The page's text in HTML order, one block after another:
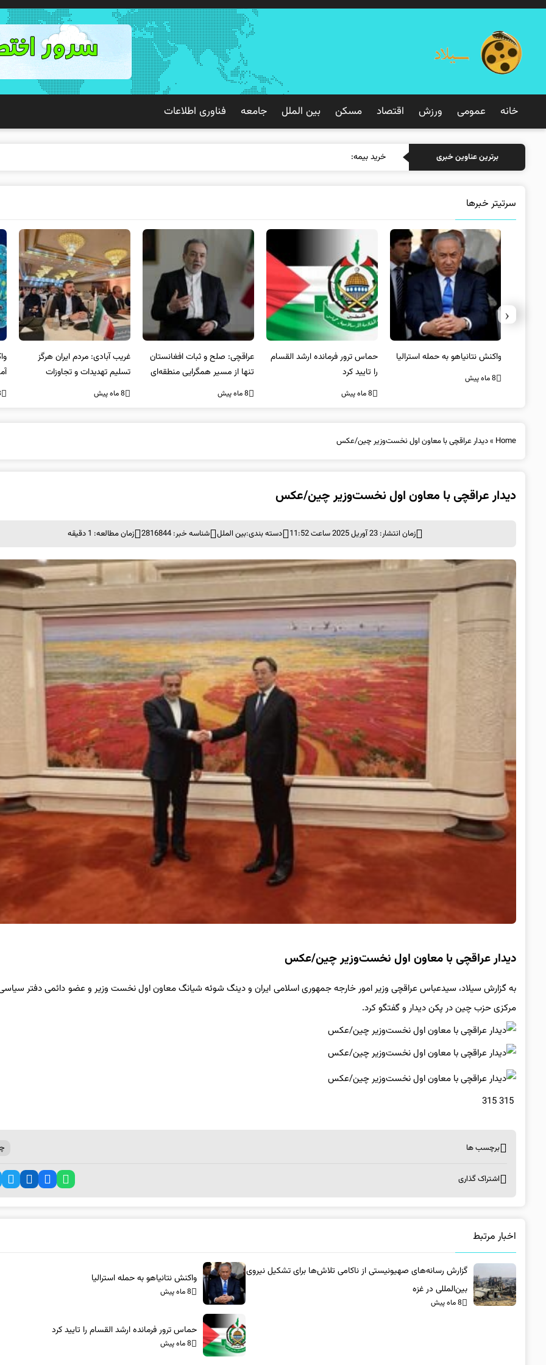
خانه عمومی ورزش اقتصاد مسکن بین الملل جامعه فناوری اطلاعات
برترین عناوین خبری خرید بیمه: سنتی یا آنلاین؟ کدامیک
سرتیتر خبرها
واکنش نتانیاهو به حمله استرالیا
8 ماه پیش
حماس ترور فرمانده ارشد القسام
را تایید کرد
8 ماه پیش
عراقچی: صلح و ثبات افغانستان
تنها از مسیر همگرایی منطقه‌ای
محقق می‌شود
8 ماه پیش
غریب آبادی: مردم ایران هرگز
تسلیم تهدیدات و تجاوزات
نخواهند شد و متحد و منسجم
8 ماه پیش 8
‹
Home
»دیدار عراقچی با معاون اول نخست‌وزیر چین/عکس
دیدار عراقچی با معاون اول نخست‌وزیر چین/عکس
زمان انتشار: 23 آوریل 2025 ساعت 11:52 دسته بندی:بین الملل شناسه خبر: 2816844 زمان مطالعه: 1 دقیقه
دیدار عراقچی با معاون اول نخست‌وزیر چین/عکس
به گزارش سیلاد، سیدعباس عراقچی وزیر امور خارجه جمهوری اسلامی ایران و دینگ شوئه شیانگ معاون اول نخست وزیر و عضو دائمی دفتر
مرکزی حزب چین در پکن دیدار و گفتگو کرد.
برچسب ها
اشتراک گذاری
اخبار مرتبط
گزارش رسانه‌های صهیونیستی از ناکامی تلاش‌ها برای تشکیل نیروی
بین‌المللی در غزه
8 ماه پیش
واکنش نتانیاهو به حمله استرالیا
8 ماه پیش
حماس ترور فرمانده ارشد القسام را تایید کرد
8 ماه پیش